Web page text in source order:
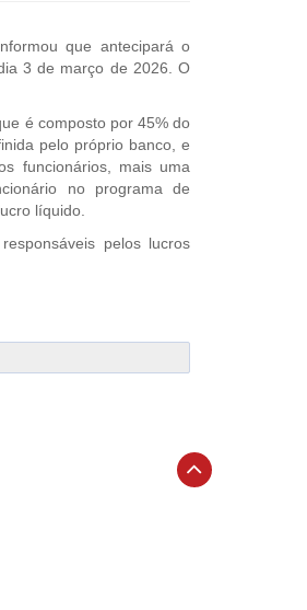
que antecipará o
3 de março de 2026. O
é composto por 45% do
pelo próprio banco, e
funcionários, mais uma
no programa de
líquido.
pelos lucros